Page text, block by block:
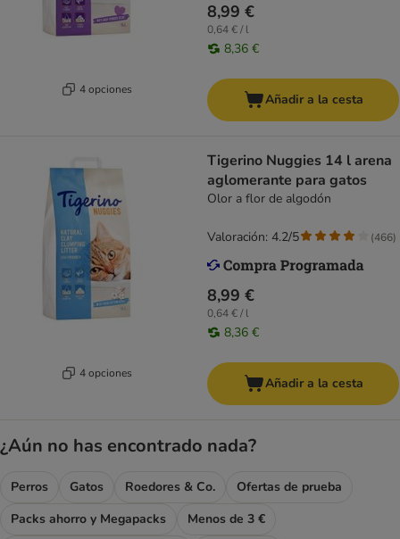
4 opciones
8,99 €
0,64 € / l
8,36 €
Añadir a la cesta
4 opciones
Tigerino Nuggies 14 l arena
aglomerante para gatos
Olor a flor de algodón
8,99 €
0,64 € / l
8,36 €
Valoración: 4.2/5 (466)
Añadir a la cesta
¿Aún no has encontrado nada?
Perros Gatos Roedores & Co.
Ofertas de prueba
Packs ahorro y Megapacks
Menos de 3 €